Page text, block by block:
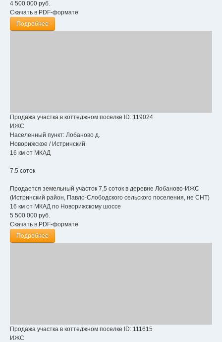
4 500 000 руб.
Скачать в PDF-формате
Подробнее
Продажа участка в коттеджном поселке ID: 119024
ИЖС
Населенный пункт: Лобаново д.
Новорижское / Истринский
16 км от МКАД
7.5 соток
Продается земельный участок 7,5 соток в деревне Лобаново-ИЖС
(Истринский район, Павло-Слободского сельского поселения, не СНТ)
16 км от МКАД по Новорижскому шоссе
5 500 000 руб.
Скачать в PDF-формате
Подробнее
Продажа участка в коттеджном поселке ID: 111615
ИЖС